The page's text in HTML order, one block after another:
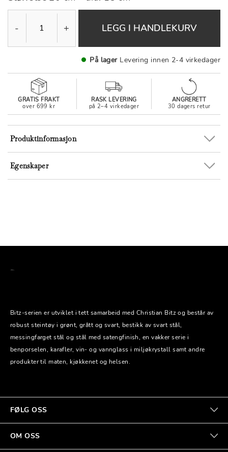
- + LEGG I HANDLEKURV
På lager Levering innen 2-4 virkedager
GRATIS FRAKT
over 699 kr
RASK LEVERING
på 2–4 virkedager
ANGRERETT
30 dagers retur
Egenskaper
Produktinformasjon
Bitz-serien er utviklet i tett samarbeid med Christian Bitz og består av
robust steintøy i grønt, grått og svart, bestikk av svart stål,
messingfarget stål og stål med satengfinish, en vakker serie i
benporselen, karafler, vin- og vannglass i miljøkrystall samt andre
produkter til maten, kjøkkenet og helsen.
FØLG OSS
OM OSS